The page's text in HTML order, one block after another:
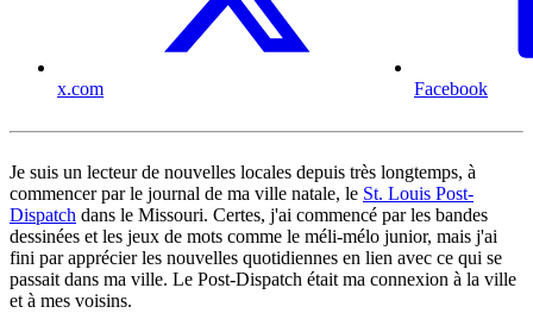
x.com Facebook
Je suis un lecteur de nouvelles locales depuis très longtemps, à
commencer par le journal de ma ville natale, le St. Louis Post-
Dispatch dans le Missouri. Certes, j'ai commencé par les bandes
dessinées et les jeux de mots comme le méli-mélo junior, mais j'ai
fini par apprécier les nouvelles quotidiennes en lien avec ce qui se
passait dans ma ville. Le Post-Dispatch était ma connexion à la ville
et à mes voisins.